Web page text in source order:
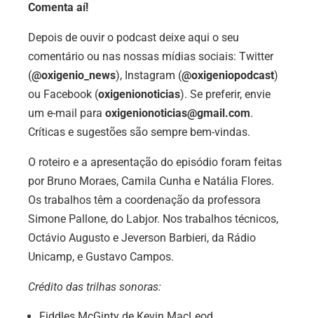
Comenta aí!
Depois de ouvir o podcast deixe aqui o seu
comentário ou nas nossas mídias sociais: Twitter
(@oxigenio_news), Instagram (@oxigeniopodcast)
ou Facebook (oxigenionoticias). Se preferir, envie
um e-mail para oxigenionoticias@gmail.com.
Críticas e sugestões são sempre bem-vindas.
O roteiro e a apresentação do episódio foram feitas
por Bruno Moraes, Camila Cunha e Natália Flores.
Os trabalhos têm a coordenação da professora
Simone Pallone, do Labjor. Nos trabalhos técnicos,
Octávio Augusto e Jeverson Barbieri, da Rádio
Unicamp, e Gustavo Campos.
Crédito das trilhas sonoras: